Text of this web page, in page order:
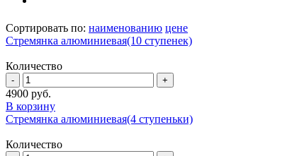
Сортировать по: наименованию цене
Стремянка алюминиевая(10 ступенек)
Количество
4900 руб.
В корзину
Стремянка алюминиевая(4 ступеньки)
Количество